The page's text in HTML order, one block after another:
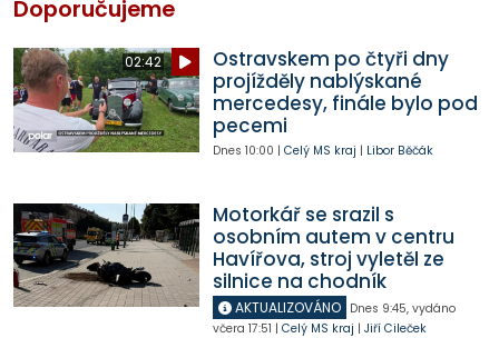
Doporučujeme
02:42
Ostravskem po čtyři dny
projížděly nablýskané
mercedesy, finále bylo pod
pecemi
Dnes 10:00 | Celý MS kraj | Libor Běčák
Motorkář se srazil s
osobním autem v centru
Havířova, stroj vyletěl ze
silnice na chodník
AKTUALIZOVÁNO Dnes 9:45, vydáno
včera 17:51 | Celý MS kraj | Jiří Cileček